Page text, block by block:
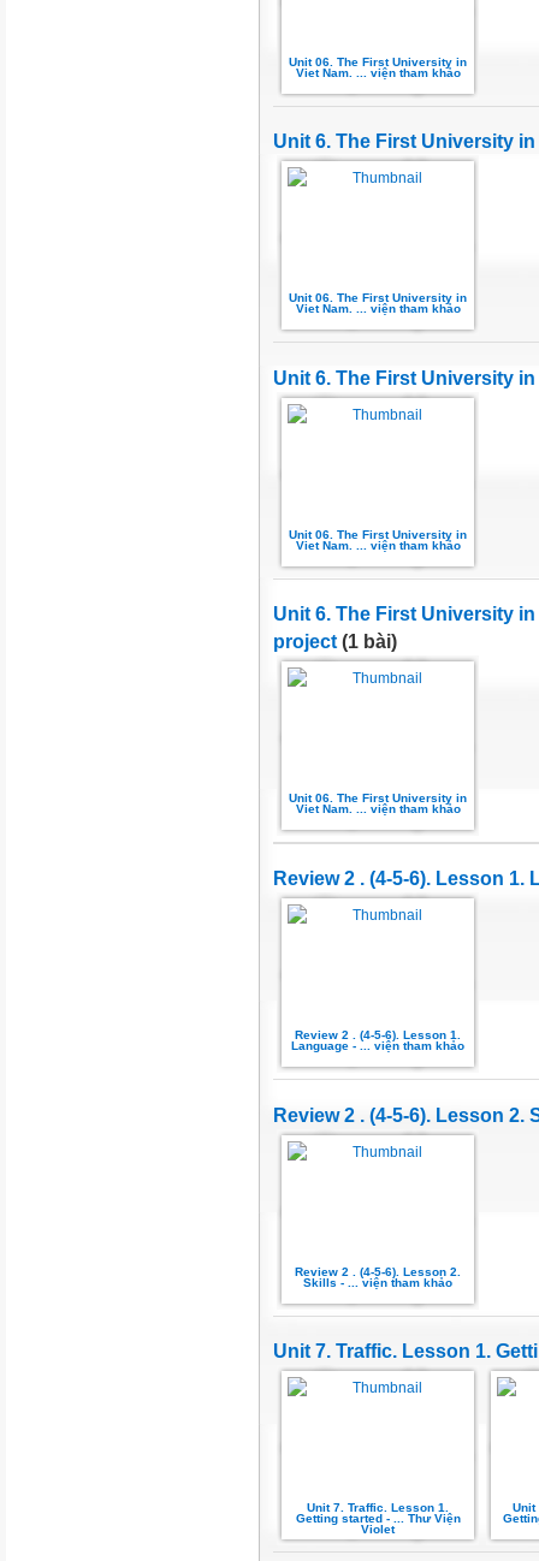
Unit 06. The First University in
Viet Nam. ... viện tham khảo
Unit 6. The First University
Unit 06. The First University in
Viet Nam. ... viện tham khảo
Unit 6. The First University
Unit 06. The First University in
Viet Nam. ... viện tham khảo
Unit 6. The First University
project(1 bài)
Unit 06. The First University in
Viet Nam. ... viện tham khảo
Review 2 . (4-5-6). Lesson 1.
Review 2 . (4-5-6). Lesson 1.
Language - ... viện tham khảo
Review 2 . (4-5-6). Lesson 2.
Review 2 . (4-5-6). Lesson 2.
Skills - ... viện tham khảo
Unit 7. Traffic. Lesson 1.
Unit 7. Traffic. Lesson 1.
Getting started - ... Thư Viện
Violet
Unit